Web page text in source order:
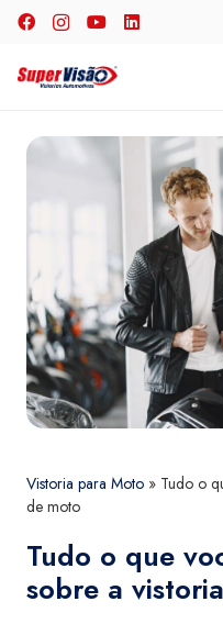
Vistoria para Moto » Tudo o
de moto
Tudo o que
sobre a